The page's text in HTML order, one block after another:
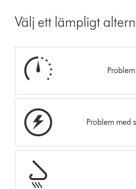
Välj ett lämpligt
Problem med